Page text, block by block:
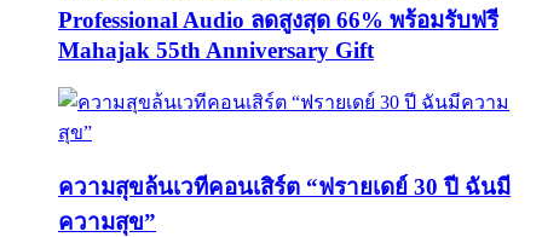
Professional Audio ลดสูงสุด 66% พร้อมรับฟรี
Mahajak 55th Anniversary Gift
ความสุขล้นเวทีคอนเสิร์ต “ฟรายเดย์ 30 ปี ฉันมี
ความสุข”